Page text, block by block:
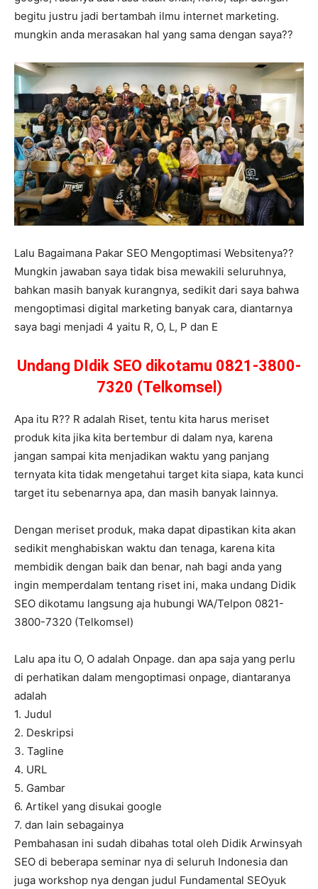
begitu justru jadi bertambah ilmu internet marketing.
mungkin anda merasakan hal yang sama dengan saya??
Lalu Bagaimana Pakar SEO Mengoptimasi Websitenya??
Mungkin jawaban saya tidak bisa mewakili seluruhnya,
bahkan masih banyak kurangnya, sedikit dari saya bahwa
mengoptimasi digital marketing banyak cara, diantarnya
saya bagi menjadi 4 yaitu R, O, L, P dan E
Undang DIdik SEO dikotamu 0821-3800-
7320 (Telkomsel)
Apa itu R?? R adalah Riset, tentu kita harus meriset
produk kita jika kita bertembur di dalam nya, karena
jangan sampai kita menjadikan waktu yang panjang
ternyata kita tidak mengetahui target kita siapa, kata kunci
target itu sebenarnya apa, dan masih banyak lainnya.
Dengan meriset produk, maka dapat dipastikan kita akan
sedikit menghabiskan waktu dan tenaga, karena kita
membidik dengan baik dan benar, nah bagi anda yang
ingin memperdalam tentang riset ini, maka undang Didik
SEO dikotamu langsung aja hubungi WA/Telpon 0821-
3800-7320 (Telkomsel)
Lalu apa itu O, O adalah Onpage. dan apa saja yang perlu
di perhatikan dalam mengoptimasi onpage, diantaranya
adalah
1. Judul
2. Deskripsi
3. Tagline
4. URL
5. Gambar
6. Artikel yang disukai google
7. dan lain sebagainya
Pembahasan ini sudah dibahas total oleh Didik Arwinsyah
SEO di beberapa seminar nya di seluruh Indonesia dan
juga workshop nya dengan judul Fundamental SEOyuk